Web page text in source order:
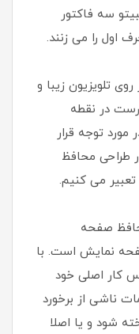
سه فاکتور
اول را می زنند.
تلویزیون زیبا و
در نقطه
مورد توجه قرار
طراحی محافظ
می کنیم.
صفحه
نمایش است. با
کار اصلی خود
ناشی از برخورد
شود و یا اصلا